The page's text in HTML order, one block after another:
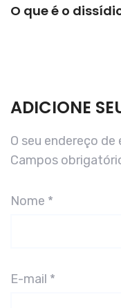
O que é o
ADICIONE
O seu endereço
Campos
Nome *
E-mail *